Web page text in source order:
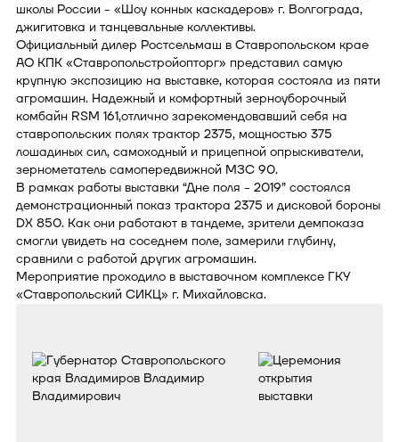
школы России - «Шоу конных каскадеров» г. Волгограда,
джигитовка и танцевальные коллективы.
Официальный дилер Ростсельмаш в Ставропольском крае
АО КПК «Ставропольстройопторг» представил самую
крупную экспозицию на выставке, которая состояла из пяти
агромашин. Надежный и комфортный зерноуборочный
комбайн RSM 161,отлично зарекомендовавший себя на
ставропольских полях трактор 2375, мощностью 375
лошадиных сил, самоходный и прицепной опрыскиватели,
зернометатель самопередвижной МЗС 90.
В рамках работы выставки “Дне поля - 2019” состоялся
демонстрационный показ трактора 2375 и дисковой бороны
DX 850. Как они работают в тандеме, зрители демпоказа
смогли увидеть на соседнем поле, замерили глубину,
сравнили с работой других агромашин.
Мероприятие проходило в выставочном комплексе ГКУ
«Ставропольский СИКЦ» г. Михайловска.